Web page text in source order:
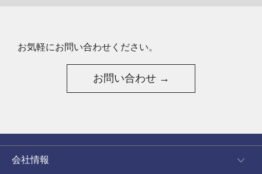
お気軽にお問い合わせください。
お問い合わせ →
会社情報